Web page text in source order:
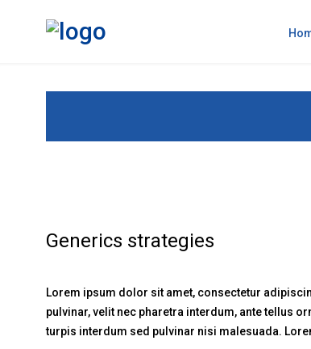
Generics strategies
Lorem ipsum dolor sit amet, consectetur
pulvinar, velit nec pharetra interdum, ante tellus
turpis interdum sed pulvinar nisi malesuada.